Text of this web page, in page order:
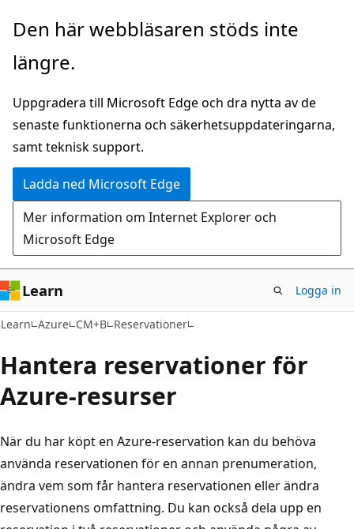
Hoppa
huvudinnehåll
Den här webbläsaren stöds inte
längre.
Uppgradera till Microsoft Edge och dra nytta av de
senaste funktionerna och säkerhetsuppdateringarna,
samt teknisk support.
Ladda ned Microsoft Edge
Mer information om Internet Explorer och
Microsoft Edge
Learn Logga in
Learn Azure CM+B Reservationer
Hantera reservationer för
Azure-resurser
När du har köpt en Azure-reservation kan du behöva
använda reservationen för en annan prenumeration,
ändra vem som får hantera reservationen eller ändra
reservationens omfattning. Du kan också dela upp en